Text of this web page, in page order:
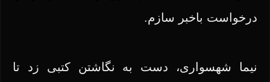
درخواست باخبر سازم.
نیما شهسواری، دست به نگاشتن کتبی زد تا